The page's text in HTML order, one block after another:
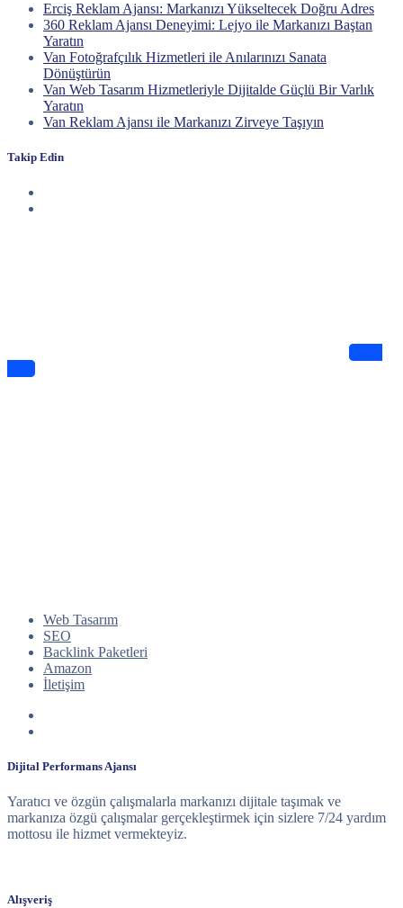
Erciş Reklam Ajansı: Markanızı Yükseltecek Doğru Adres
360 Reklam Ajansı Deneyimi: Lejyo ile Markanızı Baştan
Yaratın
Van Fotoğrafçılık Hizmetleri ile Anılarınızı Sanata
Dönüştürün
Van Web Tasarım Hizmetleriyle Dijitalde Güçlü Bir Varlık
Yaratın
Van Reklam Ajansı ile Markanızı Zirveye Taşıyın
Takip Edin
Web Tasarım
SEO
Backlink Paketleri
Amazon
İletişim
Dijital Performans Ajansı
Yaratıcı ve özgün çalışmalarla markanızı dijitale taşımak ve
markanıza özgü çalışmalar gerçekleştirmek için sizlere 7/24 yardım
mottosu ile hizmet vermekteyiz.
Alışveriş